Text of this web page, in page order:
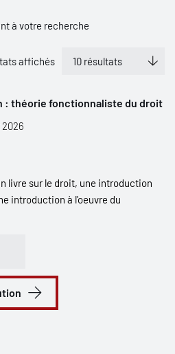
à votre recherche
affichés
: théorie fonctionnaliste du droit
livre sur le droit, une introduction
introduction à l'oeuvre du